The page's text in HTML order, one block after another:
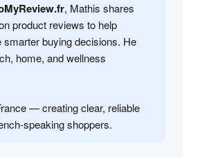
, Mathis shares
product reviews to help
smarter buying decisions. He
home, and wellness
— creating clear, reliable
speaking shoppers.